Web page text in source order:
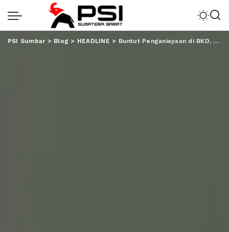
PSI Sumbar > Blog > HEADLINE > Buntut Penganiayaan di BKD, Gubernur Copot Kabid Mutasi